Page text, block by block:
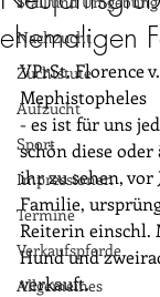
Nachzucht
Zuchtstute
Aufzucht
Sport
Impressionen
Termine
Verkaufspferde
Allgemeines
ehemaligen
VPrSt. Florence
Mephistopheles
- es ist für uns
schön diese
ihr zu sehen, vor
Familie,
Reiterin einschl.
Hund und
verkauft.